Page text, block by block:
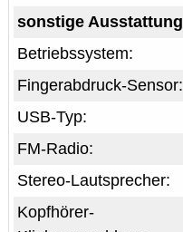
sonstige Ausstattung
Betriebssystem:
Fingerabdruck-Sensor:
USB-Typ:
FM-Radio:
Stereo-Lautsprecher:
Kopfhörer-